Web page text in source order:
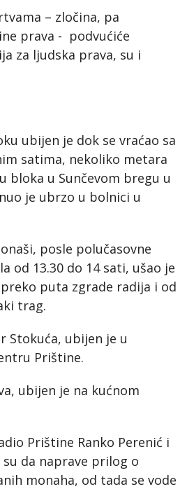
– zločina, pa
prava - podvućiće
za ljudska prava, su i
ubijen je dok se vraćao sa
satima, nekoliko metara
bloka u Sunčevom bregu u
je ubrzo u bolnici u
posle polučasovne
od 13.30 do 14 sati, ušao je
puta zgrade radija i od
trag.
Stokuća, ubijen je u
Prištine.
ubijen je na kućnom
Prištine Ranko Perenić i
da naprave prilog o
monaha, od tada se vode